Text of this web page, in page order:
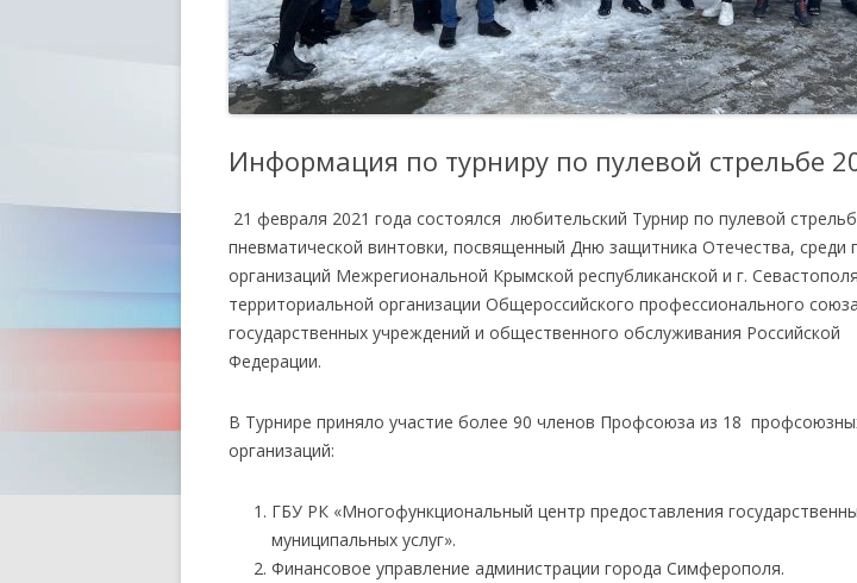
Информация по турниру по пулевой стрельбе
21 февраля 2021 года состоялся любительский Турнир по пулевой
пневматической винтовки, посвященный Дню защитника Отечества, среди
организаций Межрегиональной Крымской республиканской и г. Севастополя
территориальной организации Общероссийского профессионального
государственных учреждений и общественного обслуживания Российской
Федерации.
В Турнире приняло участие более 90 членов Профсоюза из 18
организаций:
ГБУ РК «Многофункциональный центр предоставления
муниципальных услуг».
Финансовое управление администрации города Симферополя.